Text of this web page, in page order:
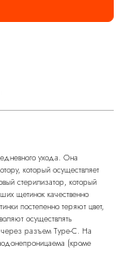
ухода. Она
который осуществляет
стерилизатор, который
щетинок качественно
постепенно теряют цвет,
осуществлять
разъем Type-C. На
(кроме